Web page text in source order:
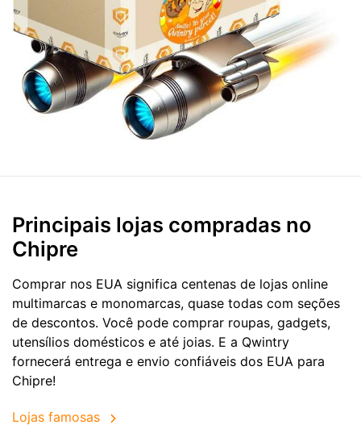
Principais lojas compradas no
Chipre
Comprar nos EUA significa centenas de lojas online
multimarcas e monomarcas, quase todas com seções
de descontos. Você pode comprar roupas, gadgets,
utensílios domésticos e até joias. E a Qwintry
fornecerá entrega e envio confiáveis dos EUA para
Chipre!
Lojas famosas